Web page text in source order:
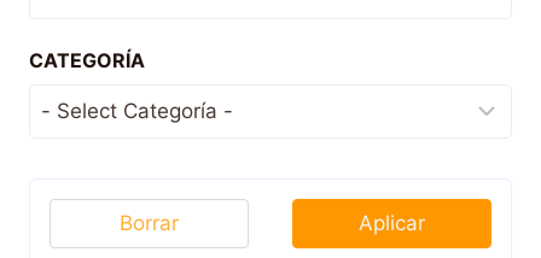
CATEGORÍA
Aplicar
Borrar